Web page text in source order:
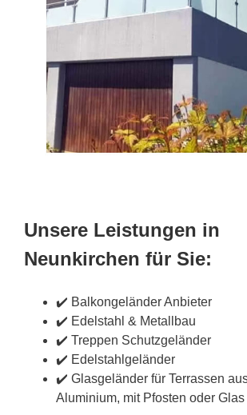
Unsere Leistungen in
Neunkirchen für Sie:
✔️ Balkongeländer Anbieter
✔️ Edelstahl & Metallbau
✔️ Treppen Schutzgeländer
✔️ Edelstahlgeländer
✔️ Glasgeländer für Terrassen
Aluminium, mit Pfosten oder Glas